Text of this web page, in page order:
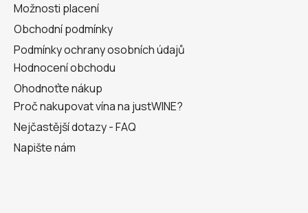
Možnosti placení
Obchodní podmínky
Podmínky ochrany osobních údajů
Hodnocení obchodu
Ohodnoťte nákup
Proč nakupovat vína na justWINE?
Nejčastější dotazy - FAQ
Napište nám